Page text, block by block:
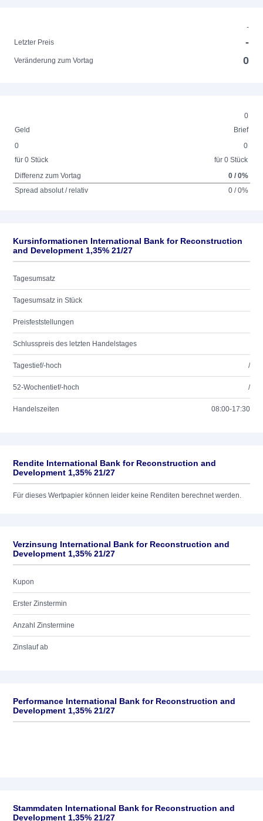
-
Letzter Preis
-
Veränderung zum Vortag 0
0
Geld
Brief
0
für 0 Stück
0
für 0 Stück
Differenz zum Vortag
0 / 0%
Spread absolut / relativ
0 / 0%
Kursinformationen International Bank for Reconstruction
and Development 1,35% 21/27
Tagesumsatz
Tagesumsatz in Stück
Preisfeststellungen
Schlusspreis des letzten Handelstages
Tagestief/-hoch /
52-Wochentief/-hoch /
Handelszeiten 08:00-17:30
Rendite International Bank for Reconstruction and
Development 1,35% 21/27
Für dieses Wertpapier können leider keine Renditen berechnet werden.
Verzinsung International Bank for Reconstruction and
Development 1,35% 21/27
Kupon
Erster Zinstermin
Anzahl Zinstermine
Zinslauf ab
Performance International Bank for Reconstruction and
Development 1,35% 21/27
Stammdaten International Bank for Reconstruction and
Development 1,35% 21/27